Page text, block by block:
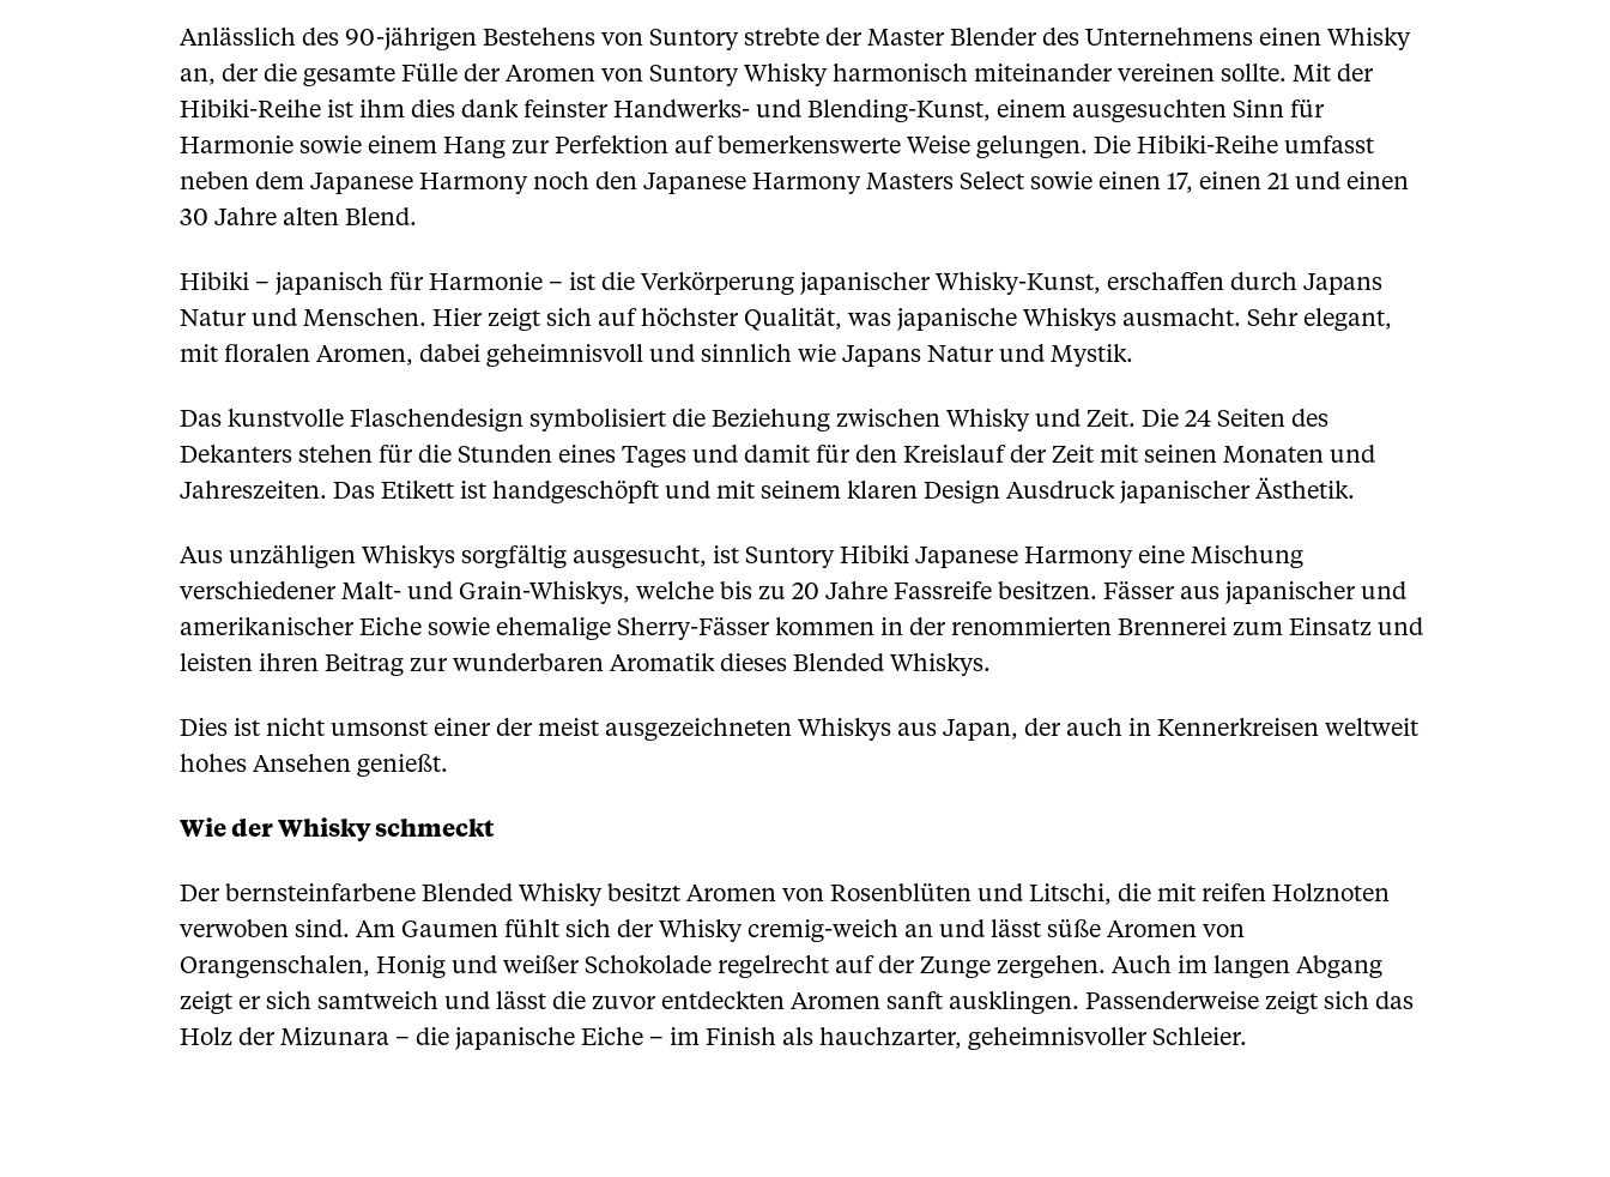
Anlässlich des 90-jährigen Bestehens von Suntory strebte der Master Blender des Unternehmens einen Whisky
an, der die gesamte Fülle der Aromen von Suntory Whisky harmonisch miteinander vereinen sollte. Mit der
Hibiki-Reihe ist ihm dies dank feinster Handwerks- und Blending-Kunst, einem ausgesuchten Sinn für
Harmonie sowie einem Hang zur Perfektion auf bemerkenswerte Weise gelungen. Die Hibiki-Reihe umfasst
neben dem Japanese Harmony noch den Japanese Harmony Masters Select sowie einen 17, einen 21 und einen
30 Jahre alten Blend.
Hibiki – japanisch für Harmonie – ist die Verkörperung japanischer Whisky-Kunst, erschaffen durch Japans
Natur und Menschen. Hier zeigt sich auf höchster Qualität, was japanische Whiskys ausmacht. Sehr elegant,
mit floralen Aromen, dabei geheimnisvoll und sinnlich wie Japans Natur und Mystik.
Das kunstvolle Flaschendesign symbolisiert die Beziehung zwischen Whisky und Zeit. Die 24 Seiten des
Dekanters stehen für die Stunden eines Tages und damit für den Kreislauf der Zeit mit seinen Monaten und
Jahreszeiten. Das Etikett ist handgeschöpft und mit seinem klaren Design Ausdruck japanischer Ästhetik.
Aus unzähligen Whiskys sorgfältig ausgesucht, ist Suntory Hibiki Japanese Harmony eine Mischung
verschiedener Malt- und Grain-Whiskys, welche bis zu 20 Jahre Fassreife besitzen. Fässer aus japanischer und
amerikanischer Eiche sowie ehemalige Sherry-Fässer kommen in der renommierten Brennerei zum Einsatz und
leisten ihren Beitrag zur wunderbaren Aromatik dieses Blended Whiskys.
Dies ist nicht umsonst einer der meist ausgezeichneten Whiskys aus Japan, der auch in Kennerkreisen weltweit
hohes Ansehen genießt.
Wie der Whisky schmeckt
Der bernsteinfarbene Blended Whisky besitzt Aromen von Rosenblüten und Litschi, die mit reifen Holznoten
verwoben sind. Am Gaumen fühlt sich der Whisky cremig-weich an und lässt süße Aromen von
Orangenschalen, Honig und weißer Schokolade regelrecht auf der Zunge zergehen. Auch im langen Abgang
zeigt er sich samtweich und lässt die zuvor entdeckten Aromen sanft ausklingen. Passenderweise zeigt sich das
Holz der Mizunara – die japanische Eiche – im Finish als hauchzarter, geheimnisvoller Schleier.